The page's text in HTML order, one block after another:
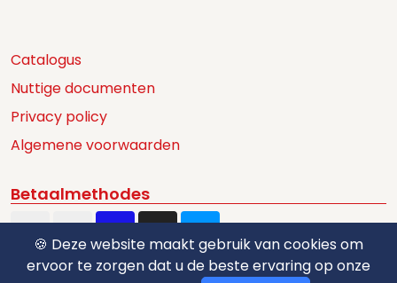
Catalogus
Nuttige documenten
Privacy policy
Algemene voorwaarden
Betaalmethodes
🍪 Deze website maakt gebruik van cookies om
ervoor te zorgen dat u de beste ervaring op onze